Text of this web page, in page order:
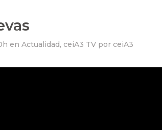
en Actualidad, ceiA3 TV por ceiA3